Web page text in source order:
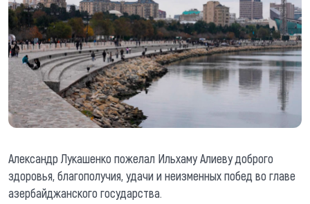
Александр Лукашенко пожелал Ильхаму Алиеву доброго
здоровья, благополучия, удачи и неизменных побед во главе
азербайджанского государства.